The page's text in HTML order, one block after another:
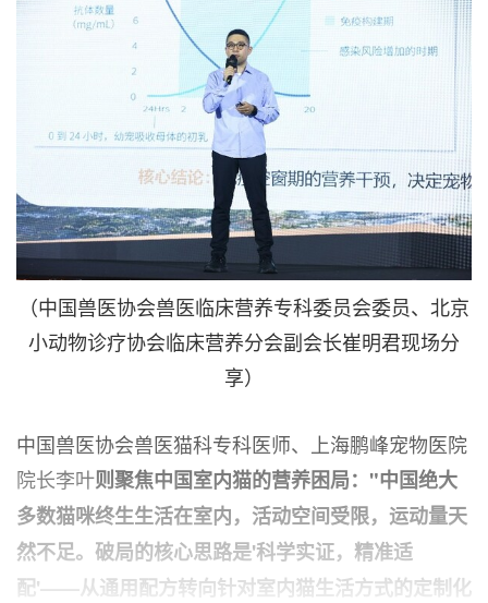
（中国兽医协会兽医临床营养专科委员会委员、北京
小动物诊疗协会临床营养分会副会长崔明君现场分
享）
中国兽医协会兽医猫科专科医师、上海鹏峰宠物医院
院长李叶则聚焦中国室内猫的营养困局："中国绝大
多数猫咪终生生活在室内，活动空间受限，运动量天
然不足。破局的核心思路是'科学实证，精准适
配'——从通用配方转向针对室内猫生活方式的定制化